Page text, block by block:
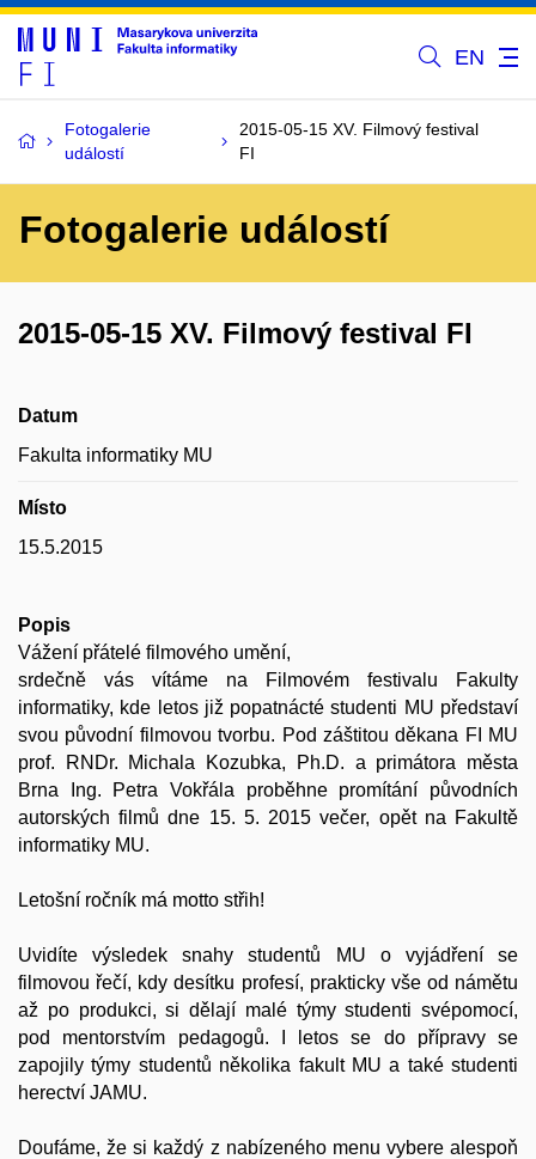
EN
Fotogalerie
událostí
2015-05-15 XV. Filmový festival
FI
Fotogalerie událostí
2015-05-15 XV. Filmový festival FI
Datum
Fakulta informatiky MU
Místo
15.5.2015
Popis
Vážení přátelé filmového umění,
srdečně vás vítáme na Filmovém festivalu Fakulty
informatiky, kde letos již popatnácté studenti MU představí
svou původní filmovou tvorbu. Pod záštitou děkana FI MU
prof. RNDr. Michala Kozubka, Ph.D. a primátora města
Brna Ing. Petra Vokřála proběhne promítání původních
autorských filmů dne 15. 5. 2015 večer, opět na Fakultě
informatiky MU.
Letošní ročník má motto střih!
Uvidíte výsledek snahy studentů MU o vyjádření se
filmovou řečí, kdy desítku profesí, prakticky vše od námětu
až po produkci, si dělají malé týmy studenti svépomocí,
pod mentorstvím pedagogů. I letos se do přípravy se
zapojily týmy studentů několika fakult MU a také studenti
herectví JAMU.
Doufáme, že si každý z nabízeného menu vybere alespoň